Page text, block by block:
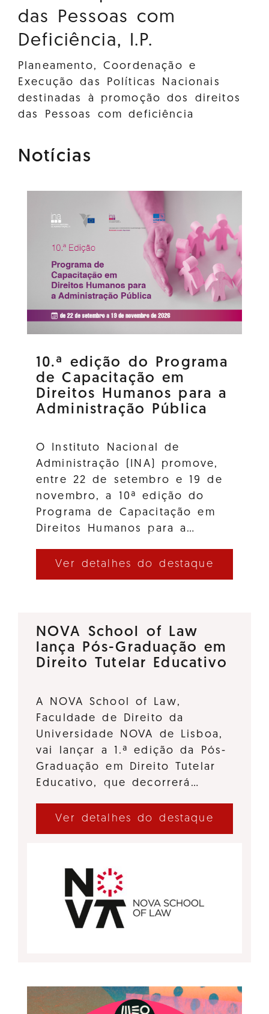
das Pessoas com
Deficiência, I.P.
Planeamento, Coordenação e
Execução das Políticas Nacionais
destinadas à promoção dos direitos
das Pessoas com deficiência
Notícias
10.ª edição do Programa
de Capacitação em
Direitos Humanos para a
Administração Pública
O Instituto Nacional de
Administração (INA) promove,
entre 22 de setembro e 19 de
novembro, a 10ª edição do
Programa de Capacitação em
Direitos Humanos para a…
Ver detalhes do destaque
NOVA School of Law
lança Pós-Graduação em
Direito Tutelar Educativo
A NOVA School of Law,
Faculdade de Direito da
Universidade NOVA de Lisboa,
vai lançar a 1.ª edição da Pós-
Graduação em Direito Tutelar
Educativo, que decorrerá…
Ver detalhes do destaque